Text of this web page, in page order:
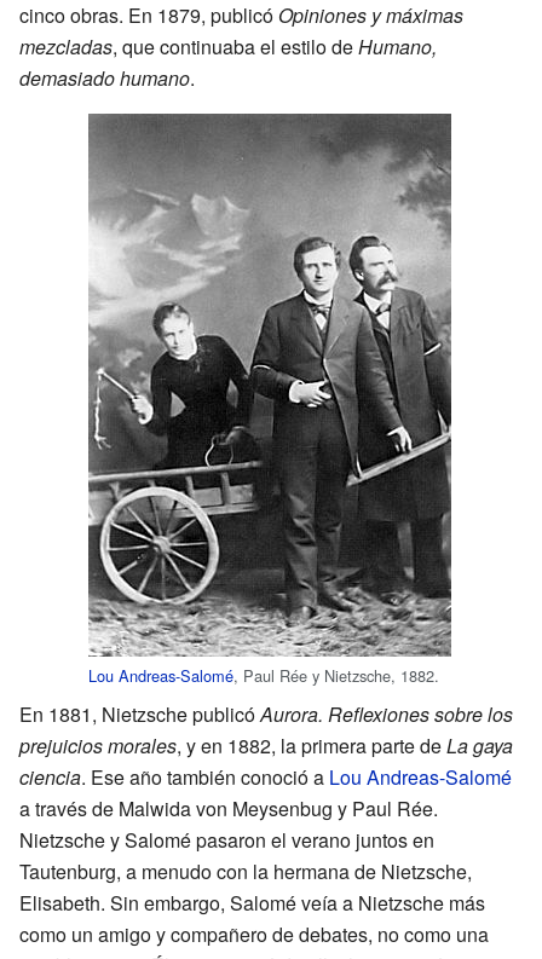
cinco obras. En 1879, publicó Opiniones y máximas
mezcladas, que continuaba el estilo deHumano,
demasiado humano.
Lou Andreas-Salomé, Paul Rée y Nietzsche, 1882.
En 1881, Nietzsche publicóAurora. Reflexiones sobre los
prejuicios morales, y en 1882, la primera parte deLa gaya
ciencia. Ese año también conoció a Lou Andreas-Salomé
a través de Malwida von Meysenbug y Paul Rée.
Nietzsche y Salomé pasaron el verano juntos en
Tautenburg, a menudo con la hermana de Nietzsche,
Elisabeth. Sin embargo, Salomé veía a Nietzsche más
como un amigo y compañero de debates, no como una